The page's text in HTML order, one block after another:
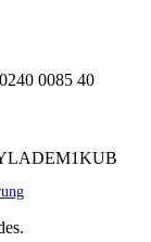
0085 40